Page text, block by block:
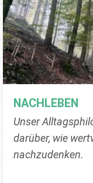
NACHLEBEN
Unser
darüber, wie
nachzudenken.